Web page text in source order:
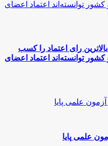
رای اعتماد را کسب
توانسته‌اند اعتماد اعضای